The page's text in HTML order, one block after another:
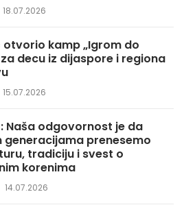
18.07.2026
otvorio kamp „Igrom do
decu iz dijaspore i regiona
15.07.2026
Naša odgovornost je da
generacijama prenesemo
tradiciju i svest o
korenima
14.07.2026